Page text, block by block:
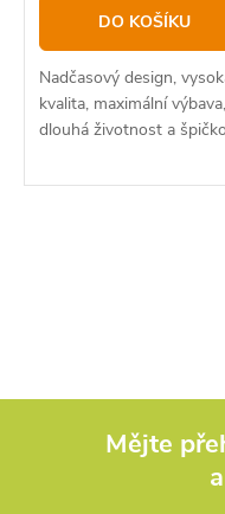
DO KOŠÍKU
Nadčasový design,
kvalita, maximální výbava,
dlouhá životnost a
charakteristika modelu
á
Mějte